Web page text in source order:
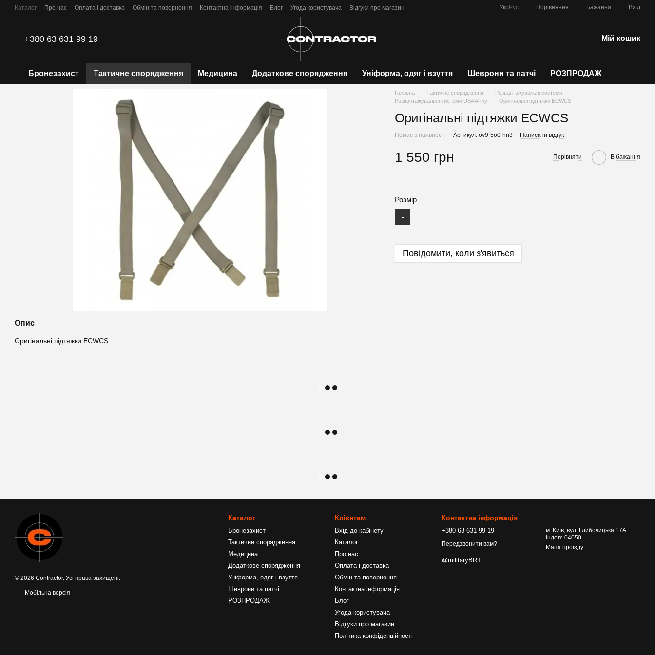
Перейти до основного контенту
Каталог Про нас Оплата і доставка Обмін та повернення Контактна інформація Блог Угода користувача
Відгуки про магазин
Укр Рус Порівняння Бажання Вхід
+380 63 631 99 19 Мій кошик
Бронезахист Тактичне спорядження Медицина Додаткове спорядження Уніформа, одяг і взуття Шеврони та патчі РОЗПРОДАЖ
Головна Тактичне спорядження
Розвантажувальні системи
Розвантажувальні системи USA Army
Оригінальні підтяжки ECWCS
Оригінальні підтяжки ECWCS
Немає в наявності Артикул: ov9-5o0-hn3 Написати відгук
1 550 грн Порівняти В бажання
Розмір
-
Повідомити, коли з'явиться
Опис
Оригінальні підтяжки ECWCS
© 2026 Contractor. Усі права захищені.
Мобільна версія
Каталог
Бронезахист
Тактичне спорядження
Медицина
Додаткове спорядження
Уніформа, одяг і взуття
Шеврони та патчі
РОЗПРОДАЖ
Клієнтам
Вхід до кабінету
Каталог
Про нас
Оплата і доставка
Обмін та повернення
Контактна інформація
Блог
Угода користувача
Відгуки про магазин
Політика конфіденційності
Контактна інформація
+380 63 631 99 19
Передзвонити вам?
@militaryBRT
м. Київ, вул. Глибочицька 17А
Індекс 04050
Мапа проїзду